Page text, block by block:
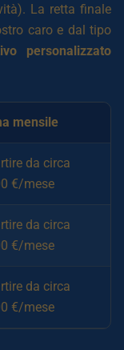
La retta finale
caro e dal tipo
personalizzato
mensile
da circa
€/mese
da circa
€/mese
da circa
€/mese